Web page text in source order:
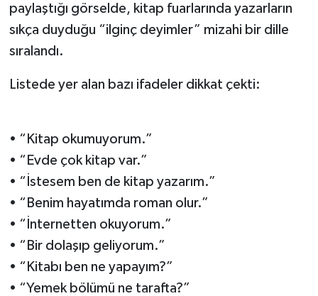
paylaştığı görselde, kitap fuarlarında yazarların
sıkça duyduğu “ilginç deyimler” mizahi bir dille
sıralandı.
Listede yer alan bazı ifadeler dikkat çekti:
• “Kitap okumuyorum.”
• “Evde çok kitap var.”
• “İstesem ben de kitap yazarım.”
• “Benim hayatımda roman olur.”
• “İnternetten okuyorum.”
• “Bir dolaşıp geliyorum.”
• “Kitabı ben ne yapayım?”
• “Yemek bölümü ne tarafta?”
Yerel